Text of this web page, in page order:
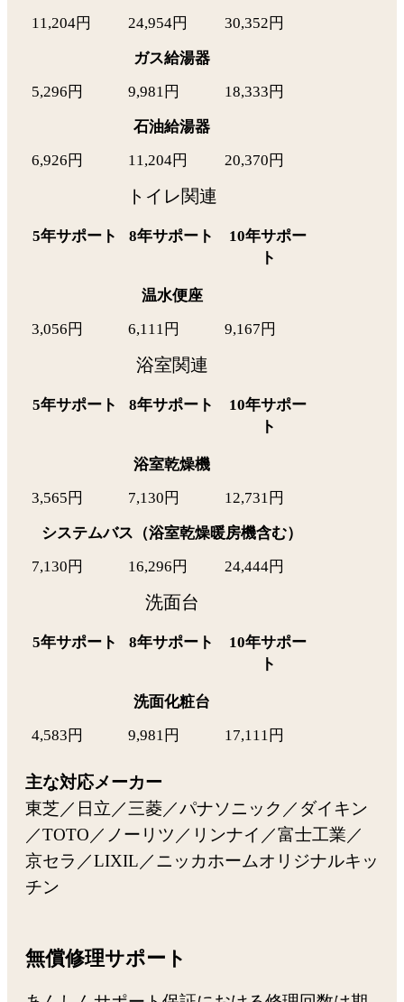
11,204円
24,954円 30,352円
ガス給湯器
5,296円
9,981円 18,333円
石油給湯器
6,926円
11,204円 20,370円
トイレ関連
5年サポート 8年サポート
10年サポー
ト
温水便座
3,056円
6,111円 9,167円
浴室関連
5年サポート 8年サポート
10年サポー
ト
浴室乾燥機
3,565円
7,130円 12,731円
システムバス（浴室乾燥暖房機含む）
7,130円
16,296円 24,444円
洗面台
5年サポート 8年サポート
10年サポー
ト
洗面化粧台
4,583円
9,981円 17,111円
主な対応メーカー
東芝／日立／三菱／パナソニック／ダイキン
／TOTO／ノーリツ／リンナイ／富士工業／
京セラ／LIXIL／ニッカホームオリジナルキッ
チン
無償修理サポート